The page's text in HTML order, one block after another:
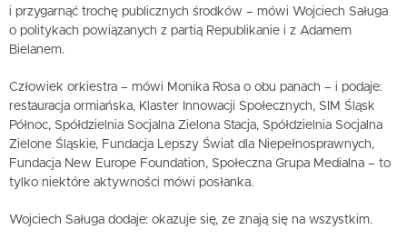
i przygarnąć trochę publicznych środków – mówi Wojciech Saługa
o politykach powiązanych z partią Republikanie i z Adamem
Bielanem.
Człowiek orkiestra – mówi Monika Rosa o obu panach – i podaje:
restauracja ormiańska, Klaster Innowacji Społecznych, SIM Śląsk
Północ, Spółdzielnia Socjalna Zielona Stacja, Spółdzielnia Socjalna
Zielone Śląskie, Fundacja Lepszy Świat dla Niepełnosprawnych,
Fundacja New Europe Foundation, Społeczna Grupa Medialna – to
tylko niektóre aktywności mówi posłanka.
Wojciech Saługa dodaje: okazuje się, ze znają się na wszystkim.